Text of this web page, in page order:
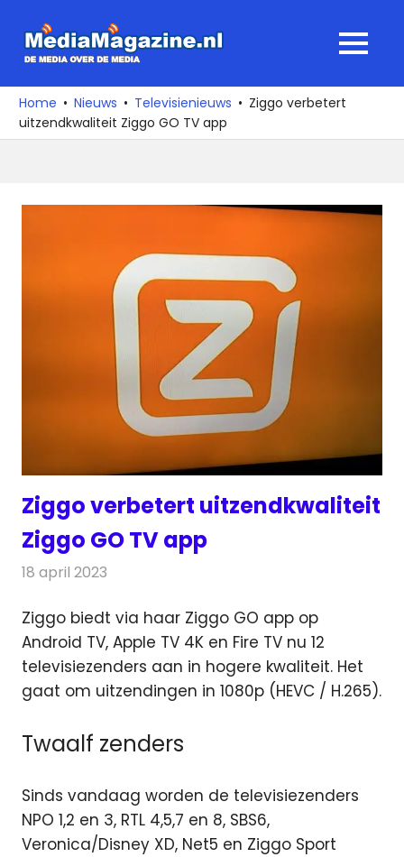
naar
media
over
de
MENU
Home Nieuws Televisienieuws
Ziggo verbetert
uitzendkwaliteit Ziggo GO TV app
Ziggo verbetert uitzendkwaliteit
Ziggo GO TV app
18 april 2023
Ziggo biedt via haar Ziggo GO app op
Android TV, Apple TV 4K en Fire TV nu 12
televisiezenders aan in hogere kwaliteit. Het
gaat om uitzendingen in 1080p (HEVC / H.265).
Twaalf zenders
Sinds vandaag worden de televisiezenders
NPO 1,2 en 3, RTL 4,5,7 en 8, SBS6,
Veronica/Disney XD, Net5 en Ziggo Sport